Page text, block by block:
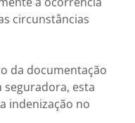
circunstâncias
da documentação
esta
indenização no